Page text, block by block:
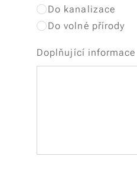
Do kanalizace
Do volné přírody
Doplňující informace